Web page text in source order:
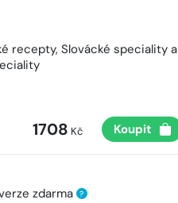
recepty, Slovácké speciality a
1708 Kč Koupit
zdarma ?